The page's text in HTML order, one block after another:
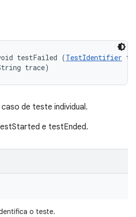
testFailed (TestIdentifier
trace)
de teste individual.
e testEnded.
o teste.